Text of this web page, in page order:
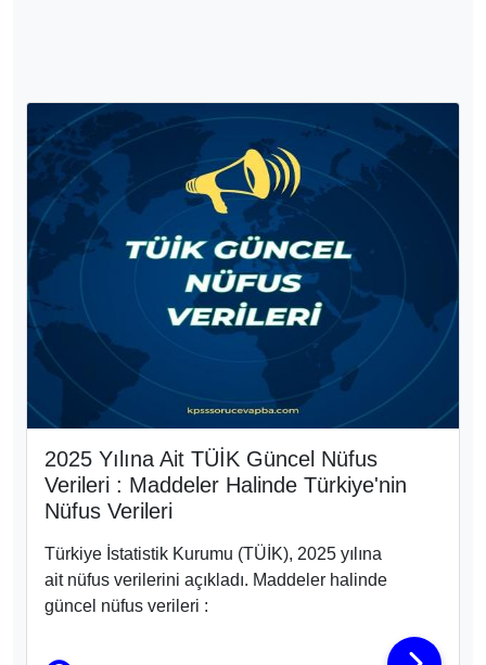
2025 Yılına Ait TÜİK Güncel Nüfus
Verileri : Maddeler Halinde Türkiye'nin
Nüfus Verileri
Türkiye İstatistik Kurumu (TÜİK), 2025 yılına
ait nüfus verilerini açıkladı. Maddeler halinde
güncel nüfus verileri :